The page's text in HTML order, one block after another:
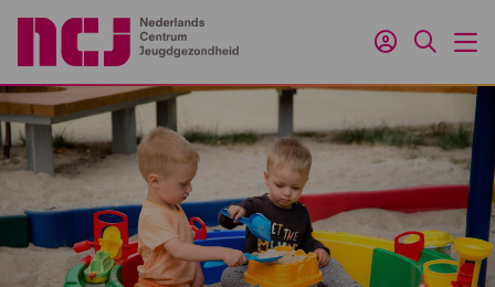
Inloggen
Zoeken